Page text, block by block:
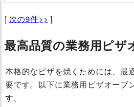
[ 次の9件>> ]
最高品質の業務用ピザ
本格的なピザを焼くためには、最
要です。以下に業務用ピザオーブ
す。